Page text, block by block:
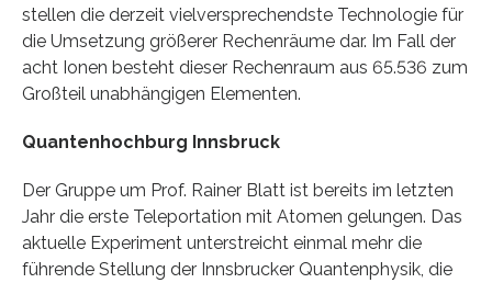
stellen die derzeit vielversprechendste Technologie für
die Umsetzung größerer Rechenräume dar. Im Fall der
acht Ionen besteht dieser Rechenraum aus 65.536 zum
Großteil unabhängigen Elementen.
Quantenhochburg Innsbruck
Der Gruppe um Prof. Rainer Blatt ist bereits im letzten
Jahr die erste Teleportation mit Atomen gelungen. Das
aktuelle Experiment unterstreicht einmal mehr die
führende Stellung der Innsbrucker Quantenphysik, die